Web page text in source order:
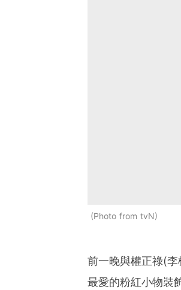
Photo from tvN
前一晚與權正祿(
最愛的粉紅小物裝